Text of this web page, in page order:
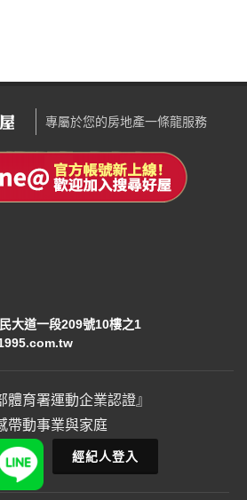
專屬於您的房地產一條龍服務
大道一段209號10樓之1
體育署運動企業認證』
帶動事業與家庭
經紀人登入